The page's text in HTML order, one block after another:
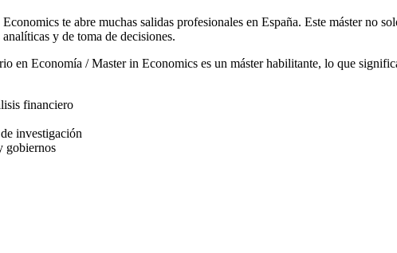
te abre muchas salidas profesionales en España. Este máster no
y de toma de decisiones.
en Economía / Master in Economics es un máster habilitante, lo que
financiero
investigación
gobiernos